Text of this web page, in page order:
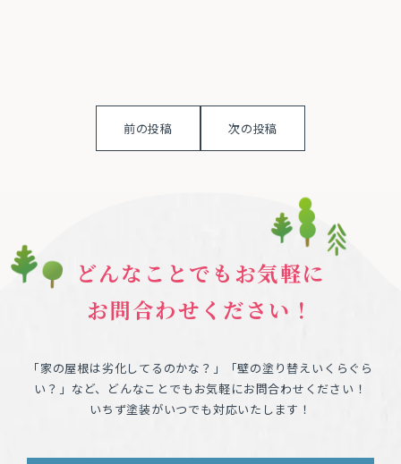
前の投稿 次の投稿
どんなことでもお気軽に
お問合わせください！
「家の屋根は劣化してるのかな？」「壁の塗り替えいくらぐら
い？」など、どんなことでもお気軽にお問合わせください！
いちず塗装がいつでも対応いたします！